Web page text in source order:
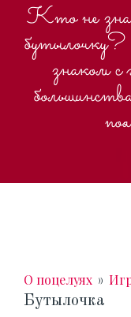
Кто не
знаком с
О поцелуях »
Бутылочка